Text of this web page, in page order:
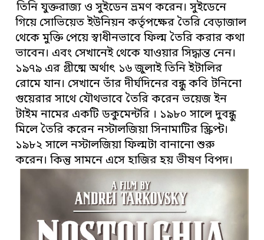
তিনি যুক্তরাজ্য ও সুইডেন ভ্রমণ করেন। সুইডেনে
গিয়ে সোভিয়েত ইউনিয়ন কর্তৃপক্ষের তৈরি বেড়াজাল
থেকে মুক্তি পেয়ে স্বাধীনভাবে ফিল্ম তৈরি করার কথা
ভাবেন। এবং সেখানেই থেকে যাওয়ার সিদ্ধান্ত নেন।
১৯৭৯ এর গ্রীষ্মে অর্থাৎ ১৬ জুলাই তিনি ইটালির
রোমে যান। সেখানে তাঁর দীর্ঘদিনের বন্ধু কবি টনিনো
গুয়েরার সাথে যৌথভাবে তৈরি করেন ভয়েজ ইন
টাইম নামের একটি ডকুমেন্টরি । ১৯৮০ সালে দুবন্ধু
মিলে তৈরি করেন নস্টালজিয়া সিনামাটির স্ক্রিপ্ট।
১৯৮২ সালে নস্টালজিয়া ফিল্মটা বানানো শুরু
করেন। কিন্তু সামনে এসে হাজির হয় ভীষণ বিপদ।